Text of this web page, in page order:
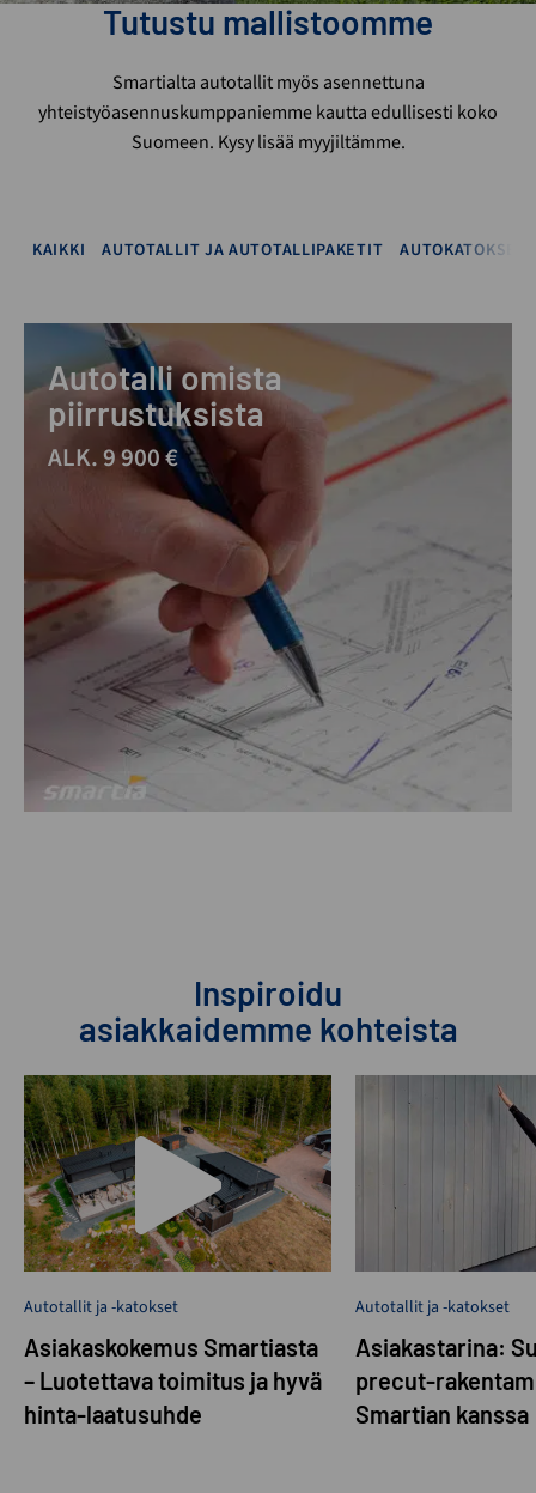
Tutustu mallistoomme
Smartialta autotallit myös asennettuna
yhteistyöasennuskumppaniemme kautta edullisesti koko
Suomeen. Kysy lisää myyjiltämme.
KAIKKI AUTOTALLIT JA AUTOTALLIPAKETIT AUTOKATOKSET
Autotalli omista
piirrustuksista
ALK. 9 900 €
Inspiroidu
asiakkaidemme kohteista
Autotallit ja -katokset
Asiakaskokemus Smartiasta
– Luotettava toimitus ja hyvä
hinta-laatusuhde
Autotallit ja -katokset
Asiakastarina:
precut-
Smartian kanssa